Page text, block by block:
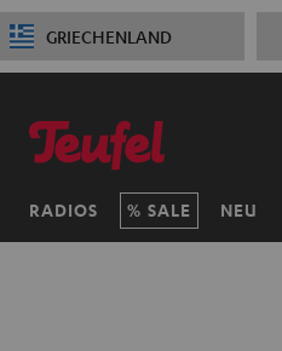
GRIECHENLAND
RADIOS SALE NEU